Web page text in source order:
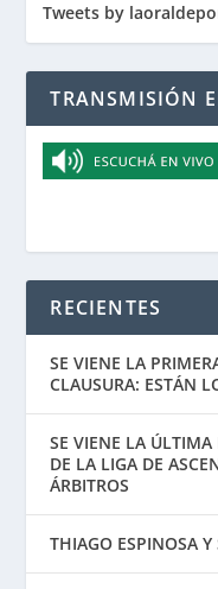
Tweets by
TRANSMISIÓN
RECIENTES
SE VIENE LA
CLAUSURA: ESTÁN
SE VIENE LA ÚLTIMA
DE LA LIGA DE
ÁRBITROS
THIAGO ESPINOSA